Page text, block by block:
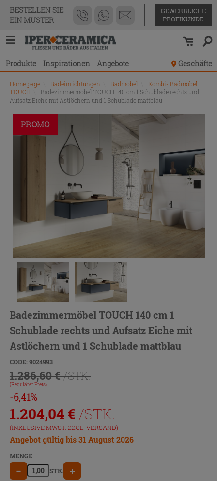
BESTELLEN SIE
EIN MUSTER
GEWERBLICHE
PROFIKUNDE
Produkte Inspirationen Angebote Geschäfte
Home page Badeinrichtungen Badmöbel
Kombi- Badmöbel
TOUCH
Badezimmermöbel TOUCH 140 cm 1 Schublade rechts und
Aufsatz Eiche mit Astlöchern und 1 Schublade mattblau
PROMO
Badezimmermöbel TOUCH 140 cm 1
Schublade rechts und Aufsatz Eiche mit
Astlöchern und 1 Schublade mattblau
CODE: 9024993
1.286,60 €/STK.
(Regulärer Preis)
-6,41%
1.204,04 € /STK.
(INKLUSIVE MWST. ZZGL. VERSAND)
Angebot gültig bis 31 August 2026
MENGE
− STK. +